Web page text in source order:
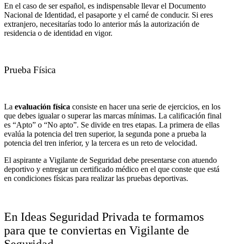
En el caso de ser español, es indispensable llevar el Documento
Nacional de Identidad, el pasaporte y el carné de conducir. Si eres
extranjero, necesitarías todo lo anterior más la autorización de
residencia o de identidad en vigor.
Prueba Física
La evaluación física consiste en hacer una serie de ejercicios, en los
que debes igualar o superar las marcas mínimas. La calificación final
es “Apto” o “No apto”. Se divide en tres etapas. La primera de ellas
evalúa la potencia del tren superior, la segunda pone a prueba la
potencia del tren inferior, y la tercera es un reto de velocidad.
El aspirante a Vigilante de Seguridad debe presentarse con atuendo
deportivo y entregar un certificado médico en el que conste que está
en condiciones físicas para realizar las pruebas deportivas.
En Ideas Seguridad Privada te formamos
para que te conviertas en Vigilante de